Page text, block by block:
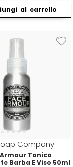
Company
Armour Tonico
Barba E Viso 50ml